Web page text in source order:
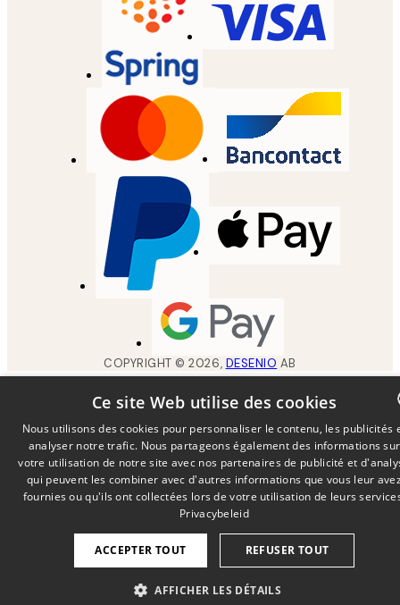
COPYRIGHT ©2026, DESENIO AB
DUTCH
FRENCH
Ce site Web utilise des cookies
Nous utilisons des cookies pour personnaliser le contenu, les publicités
analyser notre trafic. Nous partageons également des informations sur
votre utilisation de notre site avec nos partenaires de publicité et
qui peuvent les combiner avec d'autres informations que vous leur
fournies ou qu'ils ont collectées lors de votre utilisation de leurs
Privacybeleid
ACCEPTER TOUT REFUSER TOUT
AFFICHER LES DÉTAILS